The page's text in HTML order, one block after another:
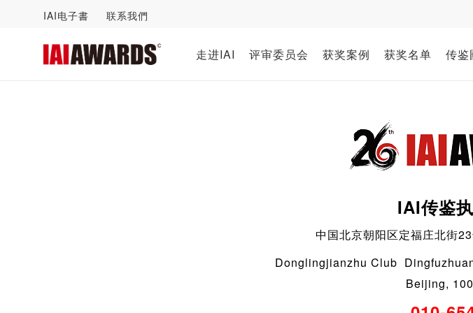
IAI电子書 联系我們
走进IAI 评审委员会 获奖案例 获奖名单 传鉴
IAI传鉴
中国北京朝阳区定福庄北街
Donglingjianzhu Club
Beijing,